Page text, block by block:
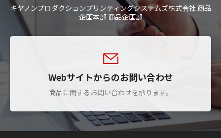
キヤノンプロダクションプリンティングシステムズ株式会社 商品
企画本部 商品企画部
Webサイトからのお問い合わせ
商品に関するお問い合わせを承ります。